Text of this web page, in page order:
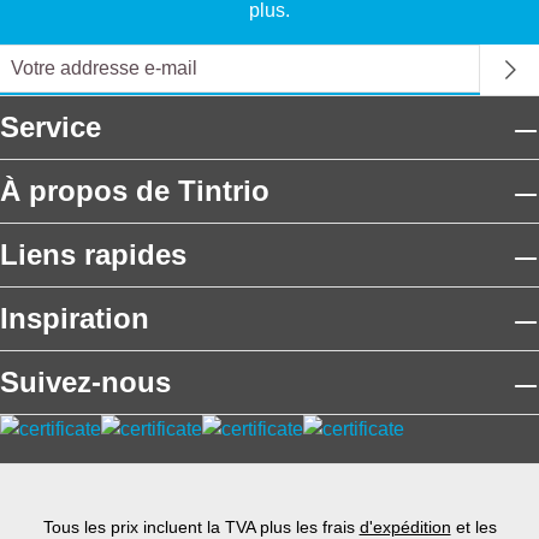
plus.
Service
À propos de Tintrio
Liens rapides
Inspiration
Suivez-nous
Tous les prix incluent la TVA plus les frais d'expédition et les